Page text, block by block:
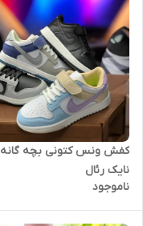
کفش ونس کتونی بچه گانه
نایک رئال
ناموجود